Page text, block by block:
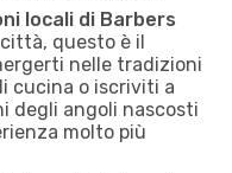
locali di Barbers
questo è il
nelle tradizioni
cucina o iscriviti a
degli angoli nascosti
molto più